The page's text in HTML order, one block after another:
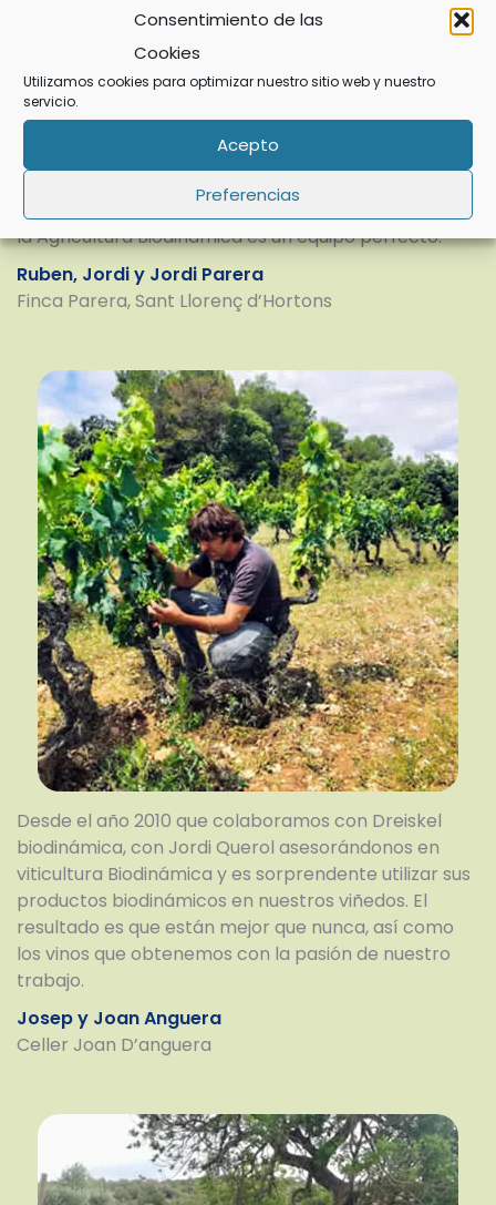
Consentimiento de las
Cookies
Utilizamos cookies para optimizar nuestro sitio web y nuestro
servicio.
Acepto
Preferencias
En la Finca Parera confiamos con Dreiskel
biodinámica por varias razones; La experiencia, la
formación demostrada por Júlia y Jordi Querol, la
calidad de sus preparados y la agilidad logística. Para
la Agricultura Biodinámica es un equipo perfecto.
Ruben, Jordi y Jordi Parera
Finca Parera, Sant Llorenç d’Hortons
Desde el año 2010 que colaboramos con Dreiskel
biodinámica, con Jordi Querol asesorándonos en
viticultura Biodinámica y es sorprendente utilizar sus
productos biodinámicos en nuestros viñedos. El
resultado es que están mejor que nunca, así como
los vinos que obtenemos con la pasión de nuestro
trabajo.
Josep y Joan Anguera
Celler Joan D’anguera